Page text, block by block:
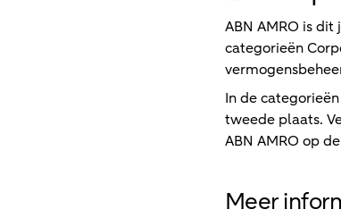
ABN AMRO is
categorieën
In de
tweede plaats.
ABN AMRO op
Meer